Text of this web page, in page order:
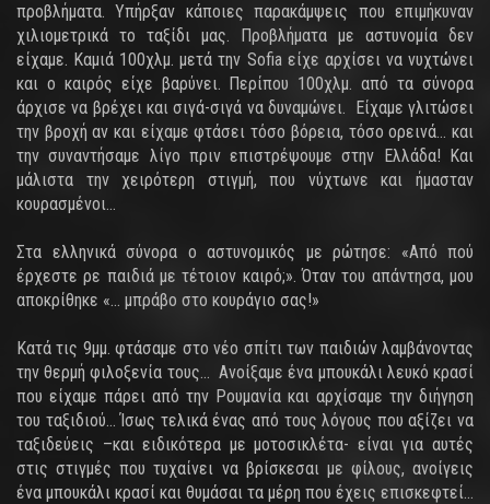
προβλήματα. Υπήρξαν κάποιες παρακάμψεις που επιμήκυναν
χιλιομετρικά το ταξίδι μας. Προβλήματα με αστυνομία δεν
είχαμε. Καμιά 100χλμ. μετά την Sofia είχε αρχίσει να νυχτώνει
και ο καιρός είχε βαρύνει. Περίπου 100χλμ. από τα σύνορα
άρχισε να βρέχει και σιγά-σιγά να δυναμώνει. Είχαμε γλιτώσει
την βροχή αν και είχαμε φτάσει τόσο βόρεια, τόσο ορεινά… και
την συναντήσαμε λίγο πριν επιστρέψουμε στην Ελλάδα! Και
μάλιστα την χειρότερη στιγμή, που νύχτωνε και ήμασταν
κουρασμένοι…
Στα ελληνικά σύνορα ο αστυνομικός με ρώτησε: «Από πού
έρχεστε ρε παιδιά με τέτοιον καιρό;». Όταν του απάντησα, μου
αποκρίθηκε «… μπράβο στο κουράγιο σας!»
Κατά τις 9μμ. φτάσαμε στο νέο σπίτι των παιδιών λαμβάνοντας
την θερμή φιλοξενία τους… Ανοίξαμε ένα μπουκάλι λευκό κρασί
που είχαμε πάρει από την Ρουμανία και αρχίσαμε την διήγηση
του ταξιδιού… Ίσως τελικά ένας από τους λόγους που αξίζει να
ταξιδεύεις –και ειδικότερα με μοτοσικλέτα- είναι για αυτές
στις στιγμές που τυχαίνει να βρίσκεσαι με φίλους, ανοίγεις
ένα μπουκάλι κρασί και θυμάσαι τα μέρη που έχεις επισκεφτεί…